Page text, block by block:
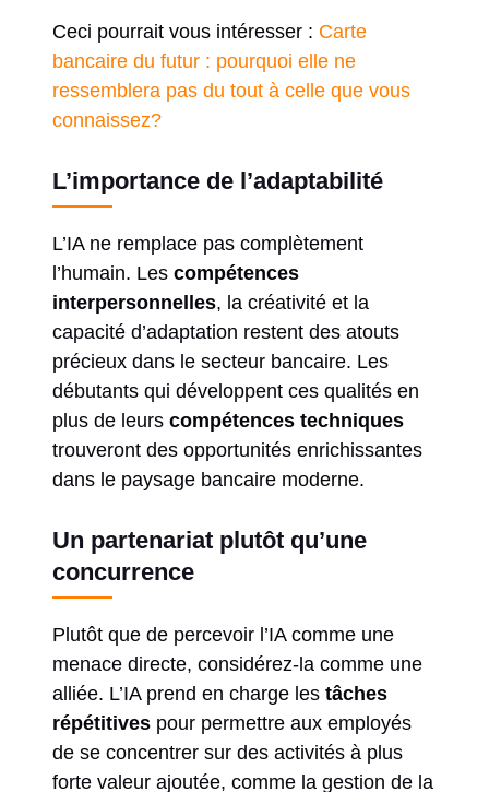
Ceci pourrait vous intéresser : Carte
bancaire du futur : pourquoi elle ne
ressemblera pas du tout à celle que vous
connaissez?
L’importance de l’adaptabilité
L’IA ne remplace pas complètement
l’humain. Les compétences
interpersonnelles, la créativité et la
capacité d’adaptation restent des atouts
précieux dans le secteur bancaire. Les
débutants qui développent ces qualités en
plus de leurs compétences techniques
trouveront des opportunités enrichissantes
dans le paysage bancaire moderne.
Un partenariat plutôt qu’une
concurrence
Plutôt que de percevoir l’IA comme une
menace directe, considérez-la comme une
alliée. L’IA prend en charge les tâches
répétitives pour permettre aux employés
de se concentrer sur des activités à plus
forte valeur ajoutée, comme la gestion de la